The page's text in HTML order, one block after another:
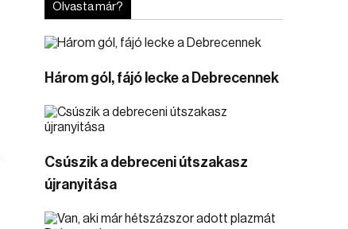
Olvasta már?
Három gól, fájó lecke a Debrecennek
Csúszik a debreceni útszakasz
újranyitása